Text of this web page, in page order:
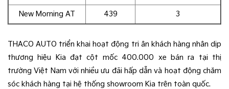
New Morning AT 439 3
THACO AUTO triển khai hoạt động tri ân khách hàng nhân dịp
thương hiệu Kia đạt cột mốc 400.000 xe bán ra tại thị
trường Việt Nam với nhiều ưu đãi hấp dẫn và hoạt động chăm
sóc khách hàng tại hệ thống showroom Kia trên toàn quốc.